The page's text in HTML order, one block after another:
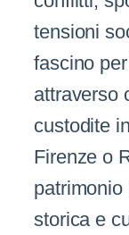
tensioni
fascino
attraverso
custodite
Firenze o
storica e